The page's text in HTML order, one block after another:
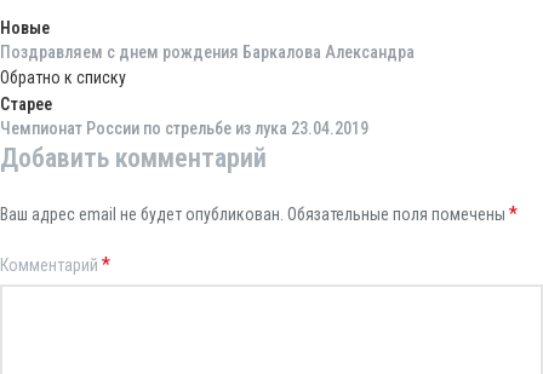
Новые
Поздравляем с днем рождения Баркалова Александра
Обратно к списку
Старее
Чемпионат России по стрельбе из лука 23.04.2019
Добавить комментарий
Ваш адрес email не будет опубликован. Обязательные поля помечены *
Комментарий *